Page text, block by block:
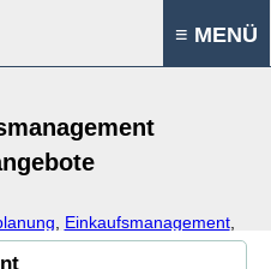
≡ MENÜ
Einkaufsmanagement,
,Einkaufsplanung